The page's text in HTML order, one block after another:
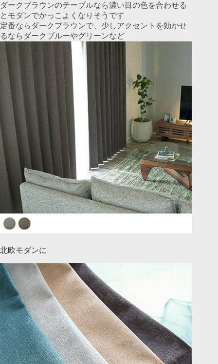
ダークブラウンのテーブルなら濃い目の色を合わせる
とモダンでかっこよくなりそうです
定番ならダークブラウンで、少しアクセントを効かせ
るならダークブルーやグリーンなど
北欧モダンに